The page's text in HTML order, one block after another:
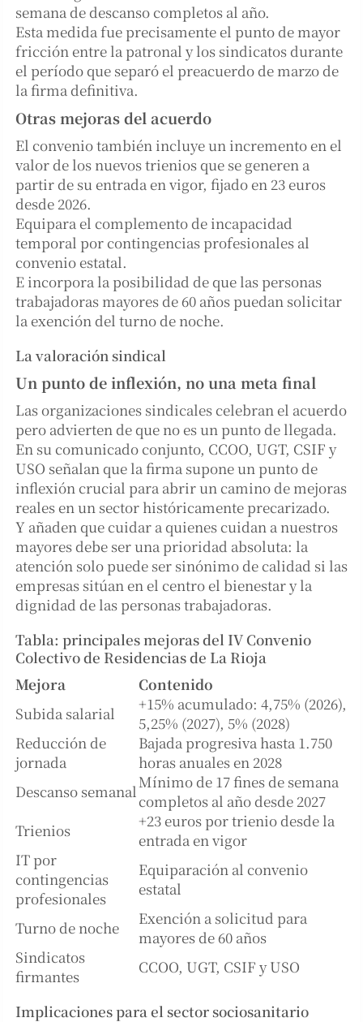
semana de descanso completos al año.
Esta medida fue precisamente el punto de mayor
fricción entre la patronal y los sindicatos durante
el período que separó el preacuerdo de marzo de
la firma definitiva.
Otras mejoras del acuerdo
El convenio también incluye un incremento en el
valor de los nuevos trienios que se generen a
partir de su entrada en vigor, fijado en 23 euros
desde 2026.
Equipara el complemento de incapacidad
temporal por contingencias profesionales al
convenio estatal.
E incorpora la posibilidad de que las personas
trabajadoras mayores de 60 años puedan solicitar
la exención del turno de noche.
La valoración sindical
Un punto de inflexión, no una meta final
Las organizaciones sindicales celebran el acuerdo
pero advierten de que no es un punto de llegada.
En su comunicado conjunto, CCOO, UGT, CSIF y
USO señalan que la firma supone un punto de
inflexión crucial para abrir un camino de mejoras
reales en un sector históricamente precarizado.
Y añaden que cuidar a quienes cuidan a nuestros
mayores debe ser una prioridad absoluta: la
atención solo puede ser sinónimo de calidad si las
empresas sitúan en el centro el bienestar y la
dignidad de las personas trabajadoras.
Tabla: principales mejoras del IV Convenio
Colectivo de Residencias de La Rioja
Mejora
Contenido
Subida salarial
+15% acumulado: 4,75% (2026),
5,25% (2027), 5% (2028)
Reducción de
jornada
Bajada progresiva hasta 1.750
horas anuales en 2028
Descanso semanalMínimo de 17 fines de semana
completos al año desde 2027
Trienios
+23 euros por trienio desde la
entrada en vigor
IT por
contingencias
profesionales
Equiparación al convenio
estatal
Turno de noche
Exención a solicitud para
mayores de 60 años
Sindicatos
firmantes
CCOO, UGT, CSIF y USO
Implicaciones para el sector sociosanitario